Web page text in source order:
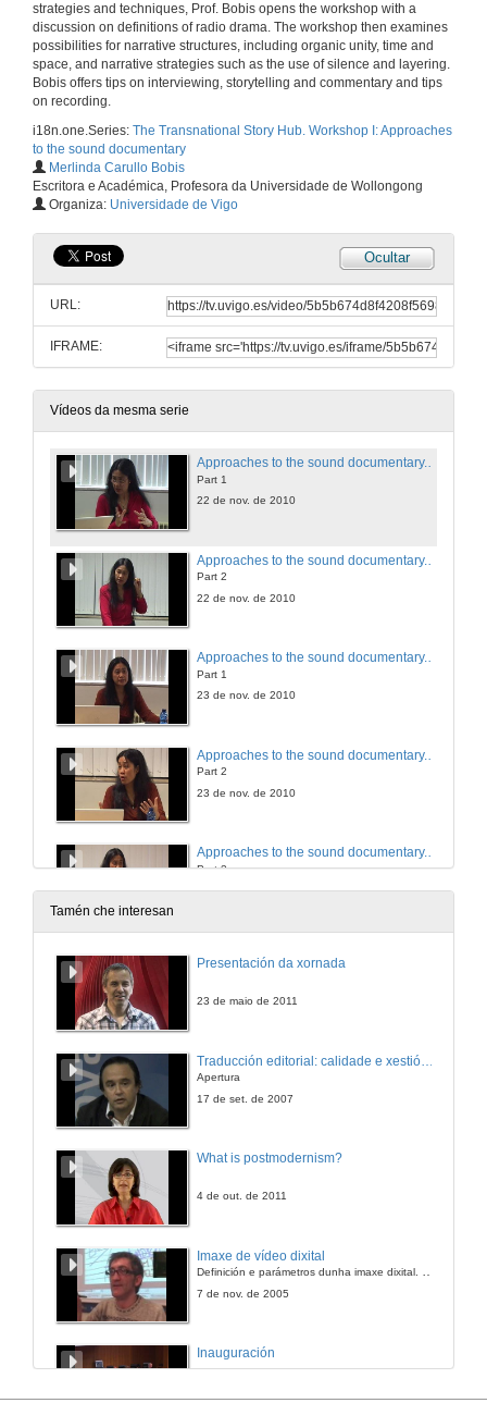
strategies and techniques, Prof. Bobis opens the workshop with a
discussion on definitions of radio drama. The workshop then examines
possibilities for narrative structures, including organic unity, time and
space, and narrative strategies such as the use of silence and layering.
Bobis offers tips on interviewing, storytelling and commentary and tips
on recording.
i18n.one.Series: The Transnational Story Hub. Workshop I: Approaches
to the sound documentary
Merlinda Carullo Bobis
Escritora e Académica, Profesora da Universidade de Wollongong
Organiza: Universidade de Vigo
Ocultar
URL:
IFRAME:
Vídeos da mesma serie
Approaches to the sound documentary. Session 1
Part 1
22 de nov. de 2010
Part 2
22 de nov. de 2010
Approaches to the sound documentary. Session 2
Part 1
23 de nov. de 2010
Part 2
23 de nov. de 2010
Approaches to the sound documentary. Session 2
Part 3
23 de nov. de 2010
Tamén che interesan
Presentación da xornada
23 de maio de 2011
Apertura
17 de set. de 2007
What is postmodernism?
4 de out. de 2011
Imaxe de vídeo dixital
Definición e parámetros dunha imaxe dixital. Resolución e Aspecto. Profundidade da cor. Compresión. Frame por segundo. Entrelazado. Campos, cadros
7 de nov. de 2005
Inauguración